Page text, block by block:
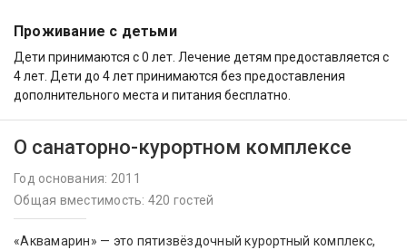
Проживание с детьми
Дети принимаются с 0 лет. Лечение детям предоставляется с
4 лет. Дети до 4 лет принимаются без предоставления
дополнительного места и питания бесплатно.
О санаторно-курортном комплексе
Год основания: 2011
Общая вместимость: 420 гостей
«Аквамарин» — это пятизвёздочный курортный комплекс,